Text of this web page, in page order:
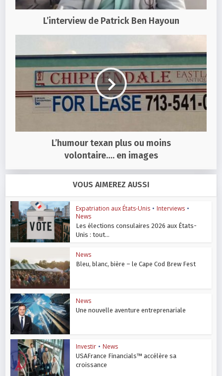
L’interview de Patrick Ben Hayoun
L’humour texan plus ou moins
volontaire…. en images
VOUS AIMEREZ AUSSI
Expatriation aux États-Unis • Interviews •
News
Les élections consulaires 2026 aux États-
Unis : tout...
News
Bleu, blanc, bière – le Cape Cod Brew Fest
News
Une nouvelle aventure entreprenariale
Investir • News
USAFrance Financials™ accélère sa
croissance